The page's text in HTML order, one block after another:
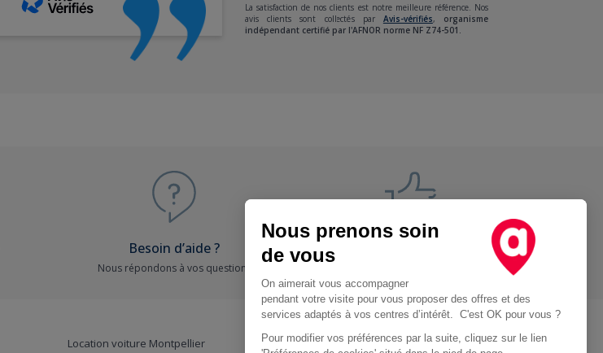
La satisfaction de nos clients est notre meilleure référence. Nos
avis clients sont collectés par Avis-vérifiés, organisme
indépendant certifié par l'AFNOR norme NF Z74-501.
Besoin d’aide ?
Nous répondons à vos questions
Location voiture Montpellier Location d'utilitaire à Paris
Nous prenons soin
de vous
On aimerait vous accompagner
pendant votre visite pour vous proposer des offres et des
services adaptés à vos centres d’intérêt. C'est OK pour vous ?
Pour modifier vos préférences par la suite, cliquez sur le lien